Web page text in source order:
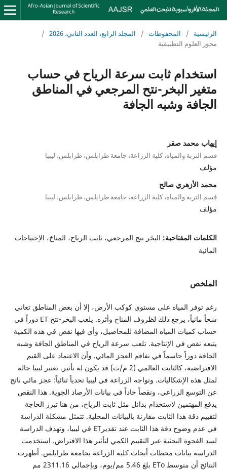
الرئيسية / المحفوظات / المجلد الرابع، العدد الثاني، 2026
/
محور العلوم التطبيقية
استخدام ثابت سرعة الرياح في حساب
متغير البخر-نتح المرجعي في المناطق
الجافة وشبه الجافة
إيهاب محمد صقر
قسم التربة والمياه، كلية الزراعة، جامعة طرابلس، طرابلس، ليبيا
مؤلف
محمد الأزهري صالح
قسم التربة والمياه، كلية الزراعة، جامعة طرابلس، طرابلس، ليبيا
مؤلف
الكلمات المفتاحية: البخر نتح المرجعي، ثابت الرياح، المناخ، الإحتياجات
المائية
الملخص
رغم توفر المياه على مستوى كوكب الأرض، إلا أن بعض المناطق تعاني
شحاً مائياً، يرجع ذلك لظروف المناخ وأثره. يلعب البخر-نتح ET دوراً في
حساب كميات المياه المضافة للمحاصيل، وأي فيها نقص في هذه الكمية
يتبعه نقص في الإنتاجية. تلعب سرعة الرياح في المناطق الجافة وشبه
الجافة دوراً حاسماً في تفاقم العجز المائي. وأن الاعتماد على القيم
الافتراضية، كالثابت العالمي (2 م/ث) قد يكون له تأثير. تعتبر ليبيا حالة
لمثل هذه الإشكاليات. وتواجه الزراعة في ليبيا تحدياً ثنائياً: عجز مائي ناتج
عن التوسع الزراعي، ونقصاً حاداً في بيانات الأرصاد الجوية. هذا النقص
يدفع المهتمين لاستخدام بدائل مثل ثابت الرياح، من هنا تبرز الحاجة
لتقييم دقة هذا الثابت مقارنة بالبيانات المحلية. تتمثل مشكلة الدراسة
في عدم وضوح دقة هذا الثابت عند تقديرET في ليبيا، وتهدف الدراسة
لسد الفجوة البحثية عبر التقييم الكمي لتأثير هذا الافتراض. استخدمت
الدراسة بيانات محطات أبحاث كلية الزراعة بجامعة طرابلس. أظهرت
النتائج أن متوسط ETo بلغ 5.46 مم/يوم، وبإجمالي 2311.16 مم